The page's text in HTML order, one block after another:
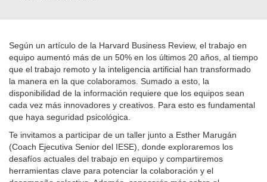
Según un artículo de la Harvard Business Review, el trabajo en
equipo aumentó más de un 50% en los últimos 20 años, al tiempo
que el trabajo remoto y la inteligencia artificial han transformado
la manera en la que colaboramos. Sumado a esto, la
disponibilidad de la información requiere que los equipos sean
cada vez más innovadores y creativos. Para esto es fundamental
que haya seguridad psicológica.
Te invitamos a participar de un taller junto a Esther Marugán
(Coach Ejecutiva Senior del IESE), donde exploraremos los
desafíos actuales del trabajo en equipo y compartiremos
herramientas clave para potenciar la colaboración y el